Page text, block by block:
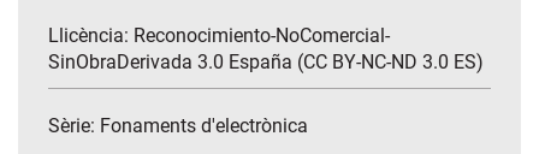
Llicència: Reconocimiento-NoComercial-
SinObraDerivada 3.0 España (CC BY-NC-ND 3.0 ES)
Sèrie: Fonaments d'electrònica